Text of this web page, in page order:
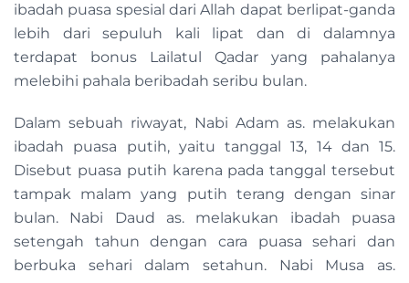
ibadah puasa spesial dari Allah dapat berlipat-ganda
lebih dari sepuluh kali lipat dan di dalamnya
terdapat bonus Lailatul Qadar yang pahalanya
melebihi pahala beribadah seribu bulan.
Dalam sebuah riwayat, Nabi Adam as. melakukan
ibadah puasa putih, yaitu tanggal 13, 14 dan 15.
Disebut puasa putih karena pada tanggal tersebut
tampak malam yang putih terang dengan sinar
bulan. Nabi Daud as. melakukan ibadah puasa
setengah tahun dengan cara puasa sehari dan
berbuka sehari dalam setahun. Nabi Musa as.